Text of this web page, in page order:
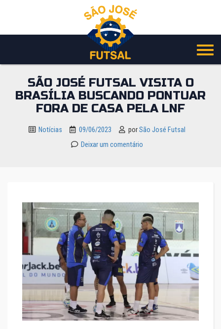
o
SÃO JOSÉ FUTSAL VISITA O
BRASÍLIA BUSCANDO PONTUAR
FORA DE CASA PELA LNF
Notícias 09/06/2023 porSão José Futsal
Deixar um comentário